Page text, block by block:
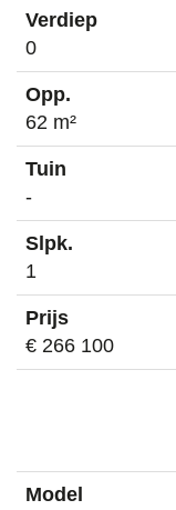
0
62 m²
-
1
€ 266 100